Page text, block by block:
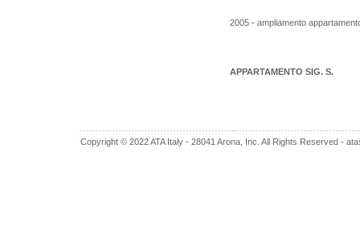
2005 - ampliamento
APPARTAMENTO SIG. S.
Copyright © 2022 ATA Italy - 28041 Arona, Inc. All Rights Reserved -